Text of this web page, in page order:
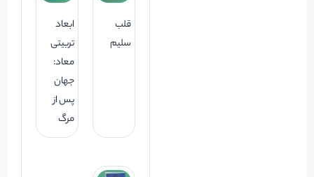
قلب
سلیم
ابعاد
تربیتی
معاد:
جهان
پس از
مرگ